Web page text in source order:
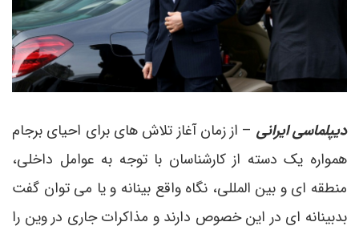
دیپلماسی ایرانی – از زمان آغاز تلاش های برای احیای برجام
همواره یک دسته از کارشناسان با توجه به عوامل داخلی،
منطقه ای و بین المللی، نگاه واقع بینانه و یا می توان گفت
بدبینانه ای در این خصوص دارند و مذاکرات جاری در وین را